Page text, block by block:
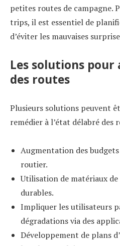
petites routes de campagne.
trips, il est essentiel de
d’éviter les mauvaises
Les solutions pour
des routes
Plusieurs solutions peuvent
remédier à l’état délabré des
Augmentation des
routier.
Utilisation de matériaux
durables.
Impliquer les utilisateurs
dégradations via des
Développement de plans